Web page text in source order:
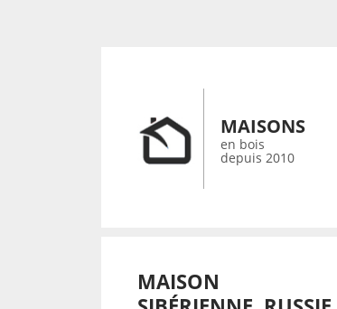
MAISONS
en bois
depuis 2010
MAISON